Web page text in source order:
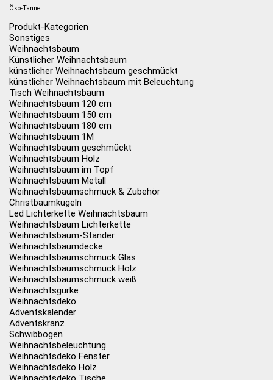
Öko-Tanne
Produkt-Kategorien
Sonstiges
Weihnachtsbaum
Künstlicher Weihnachtsbaum
künstlicher Weihnachtsbaum geschmückt
künstlicher Weihnachtsbaum mit Beleuchtung
Tisch Weihnachtsbaum
Weihnachtsbaum 120 cm
Weihnachtsbaum 150 cm
Weihnachtsbaum 180 cm
Weihnachtsbaum 1M
Weihnachtsbaum geschmückt
Weihnachtsbaum Holz
Weihnachtsbaum im Topf
Weihnachtsbaum Metall
Weihnachtsbaumschmuck & Zubehör
Christbaumkugeln
Led Lichterkette Weihnachtsbaum
Weihnachtsbaum Lichterkette
Weihnachtsbaum-Ständer
Weihnachtsbaumdecke
Weihnachtsbaumschmuck Glas
Weihnachtsbaumschmuck Holz
Weihnachtsbaumschmuck weiß
Weihnachtsgurke
Weihnachtsdeko
Adventskalender
Adventskranz
Schwibbogen
Weihnachtsbeleuchtung
Weihnachtsdeko Fenster
Weihnachtsdeko Holz